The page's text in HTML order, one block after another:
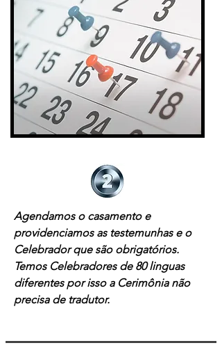
Agendamos o casamento e
providenciamos as testemunhas e o
Celebrador que são obrigatórios.
Temos Celebradores de 80 linguas
diferentes por isso a Cerimônia não
precisa de tradutor.